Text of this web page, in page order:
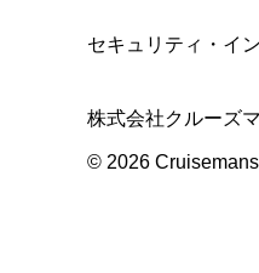
セキュリティ・イ
株式会社クルーズ
© 2026